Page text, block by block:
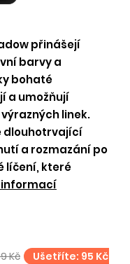
přinášejí
barvy a
bohaté
a umožňují
linek.
dlouhotrvající
a rozmazání po
líčení, které
Kč Ušetříte: 95 Kč